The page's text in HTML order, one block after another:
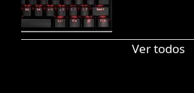
Ver todos